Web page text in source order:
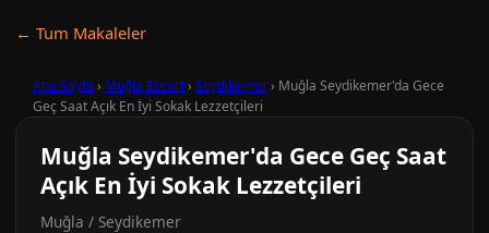
← Tum Makaleler
Ana Sayfa › Muğla Escort› Seydikemer› Muğla Seydikemer'da Gece
Geç Saat Açık En İyi Sokak Lezzetçileri
Muğla Seydikemer'da Gece Geç Saat
Açık En İyi Sokak Lezzetçileri
Muğla / Seydikemer